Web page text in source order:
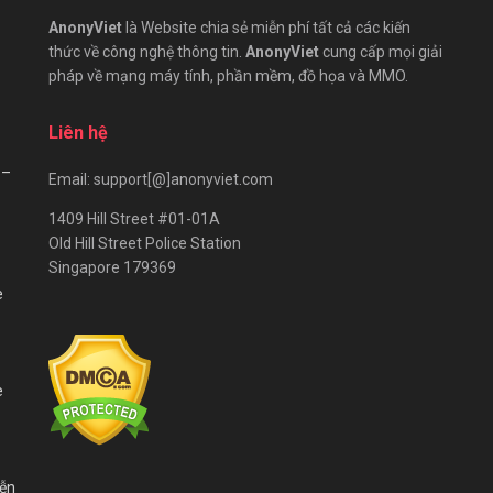
AnonyViet là Website chia sẻ miễn phí tất cả các kiến
thức về công nghệ thông tin. AnonyViet cung cấp mọi giải
pháp về mạng máy tính, phần mềm, đồ họa và MMO.
Liên hệ
Email: support[@]anonyviet.com
1409 Hill Street #01-01A
Old Hill Street Police Station
Singapore 179369